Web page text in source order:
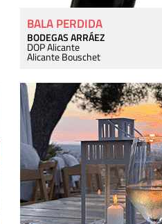
BALA PERDIDA
BODEGAS ARRÁEZ
DOP Alicante
Alicante Bouschet